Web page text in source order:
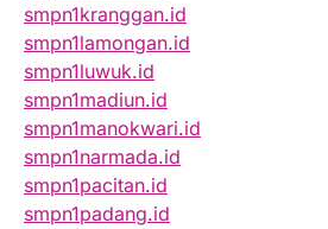
smpn1kranggan.id
smpn1lamongan.id
smpn1luwuk.id
smpn1madiun.id
smpn1manokwari.id
smpn1narmada.id
smpn1pacitan.id
smpn1padang.id